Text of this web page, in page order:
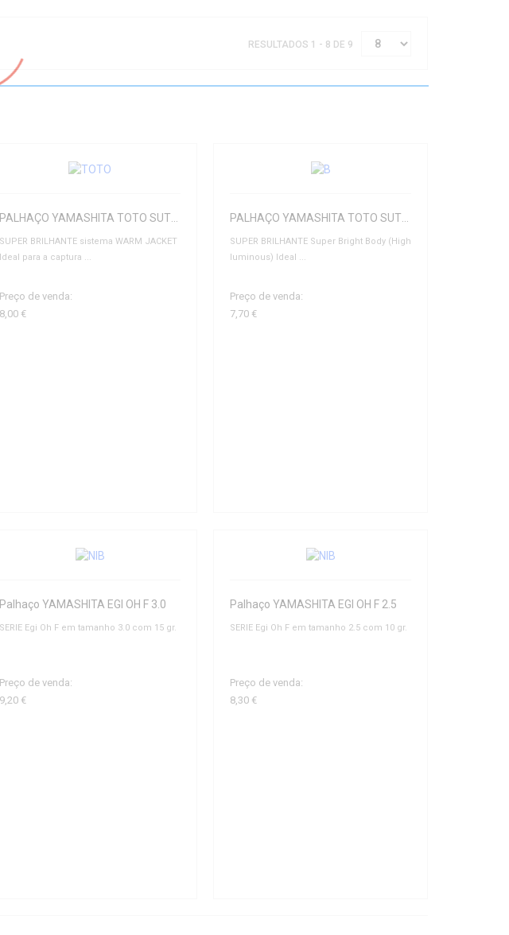
RESULTADOS 1 - 8 DE 9
SUPER BRILHANTE sistema WARM JACKET
Ideal para a captura ...
Preço de venda:
8,00 €
SUPER BRILHANTE Super Bright Body (High
luminous) Ideal ...
Preço de venda:
7,70 €
Palhaço YAMASHITA EGI OH F 3.0
SERIE Egi Oh F em tamanho 3.0 com 15 gr.
Preço de venda:
9,20 €
Palhaço YAMASHITA EGI OH F 2.5
SERIE Egi Oh F em tamanho 2.5 com 10 gr.
Preço de venda:
8,30 €